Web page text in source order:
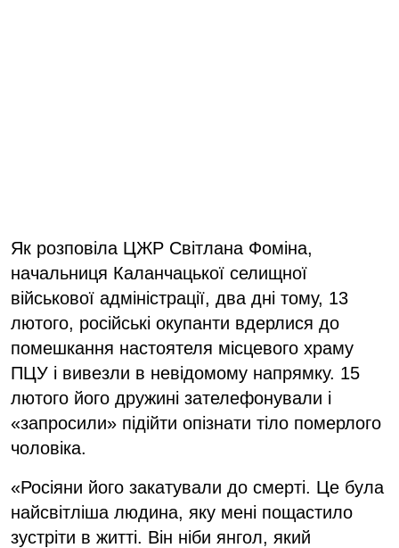
Як розповіла ЦЖР Світлана Фоміна,
начальниця Каланчацької селищної
військової адміністрації, два дні тому, 13
лютого, російські окупанти вдерлися до
помешкання настоятеля місцевого храму
ПЦУ і вивезли в невідомому напрямку. 15
лютого його дружині зателефонували і
«запросили» підійти опізнати тіло померлого
чоловіка.
«Росіяни його закатували до смерті. Це була
найсвітліша людина, яку мені пощастило
зустріти в житті. Він ніби янгол, який